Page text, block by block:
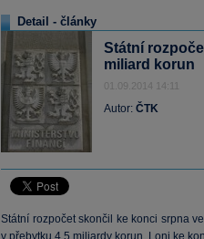
Detail - články
Státní
miliard korun
01.09.2014 14:11
Autor: ČTK
Státní rozpočet skončil ke konci srpna
v přebytku 4,5 miliardy korun. Loni ke